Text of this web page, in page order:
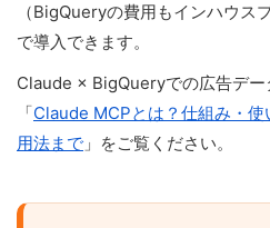
（BigQueryの費用もインハウス
で導入できます。
Claude × BigQueryでの広告デー
「Claude MCPとは？仕組み・
用法まで 」をご覧ください。